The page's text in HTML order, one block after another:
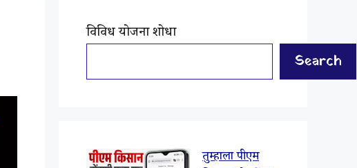
विविध योजना शोधा
Search
तुम्हाला पीएम